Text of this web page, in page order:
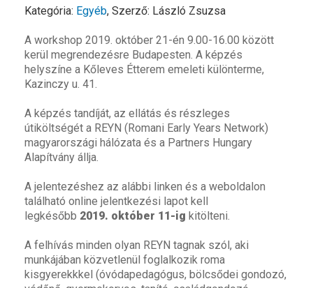
Kategória: Egyéb, Szerző: László Zsuzsa
A workshop 2019. október 21-én 9.00-16.00 között
kerül megrendezésre Budapesten. A képzés
helyszíne a Kőleves Étterem emeleti különterme,
Kazinczy u. 41.
A képzés tandíját, az ellátás és részleges
útiköltségét a REYN (Romani Early Years Network)
magyarországi hálózata és a Partners Hungary
Alapítvány állja.
A jelentezéshez az alábbi linken és a weboldalon
található online jelentkezési lapot kell
legkésőbb 2019. október 11-ig kitölteni.
A felhívás minden olyan REYN tagnak szól, aki
munkájában közvetlenül foglalkozik roma
kisgyerekkkel (óvódapedagógus, bölcsődei gondozó,